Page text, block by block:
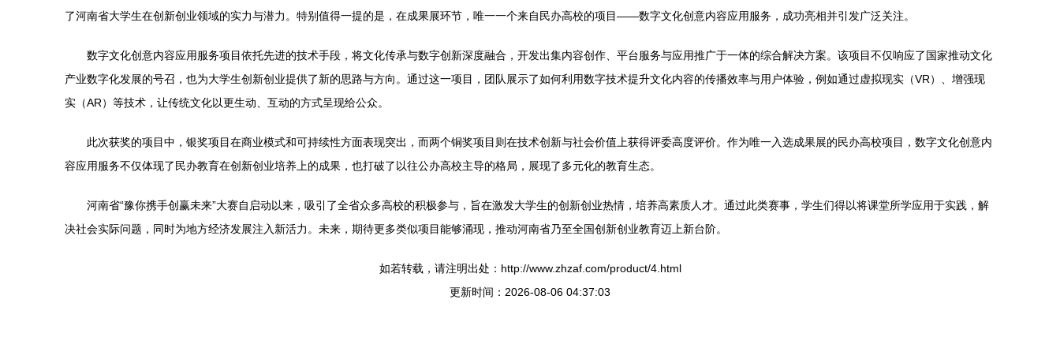
了河南省大学生在创新创业领域的实力与潜力。特别值得一提的是，在成果展环节，唯一一个来自民办高校的项目——数字文化创意内容应用服务，成功亮相并引发广泛关注。
数字文化创意内容应用服务项目依托先进的技术手段，将文化传承与数字创新深度融合，开发出集内容创作、平台服务与应用推广于一体的综合解决方案。该项目不仅响应了国家推动文化
产业数字化发展的号召，也为大学生创新创业提供了新的思路与方向。通过这一项目，团队展示了如何利用数字技术提升文化内容的传播效率与用户体验，例如通过虚拟现实（VR）、增强现
实（AR）等技术，让传统文化以更生动、互动的方式呈现给公众。
此次获奖的项目中，银奖项目在商业模式和可持续性方面表现突出，而两个铜奖项目则在技术创新与社会价值上获得评委高度评价。作为唯一入选成果展的民办高校项目，数字文化创意内
容应用服务不仅体现了民办教育在创新创业培养上的成果，也打破了以往公办高校主导的格局，展现了多元化的教育生态。
河南省“豫你携手创赢未来”大赛自启动以来，吸引了全省众多高校的积极参与，旨在激发大学生的创新创业热情，培养高素质人才。通过此类赛事，学生们得以将课堂所学应用于实践，解
决社会实际问题，同时为地方经济发展注入新活力。未来，期待更多类似项目能够涌现，推动河南省乃至全国创新创业教育迈上新台阶。
如若转载，请注明出处：http://www.zhzaf.com/product/4.html
更新时间：2026-08-06 04:37:03